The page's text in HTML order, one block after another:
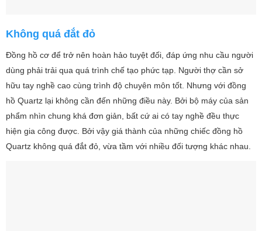
Không quá đắt đỏ
Đồng hồ cơ để trở nên hoàn hảo tuyệt đối, đáp ứng nhu cầu người
dùng phải trải qua quá trình chế tạo phức tạp. Người thợ cần sở
hữu tay nghề cao cùng trình độ chuyên môn tốt. Nhưng với đồng
hồ Quartz lại không cần đến những điều này. Bởi bộ máy của sản
phẩm nhìn chung khá đơn giản, bất cứ ai có tay nghề đều thực
hiện gia công được. Bởi vậy giá thành của những chiếc đồng hồ
Quartz không quá đắt đỏ, vừa tầm với nhiều đối tượng khác nhau.